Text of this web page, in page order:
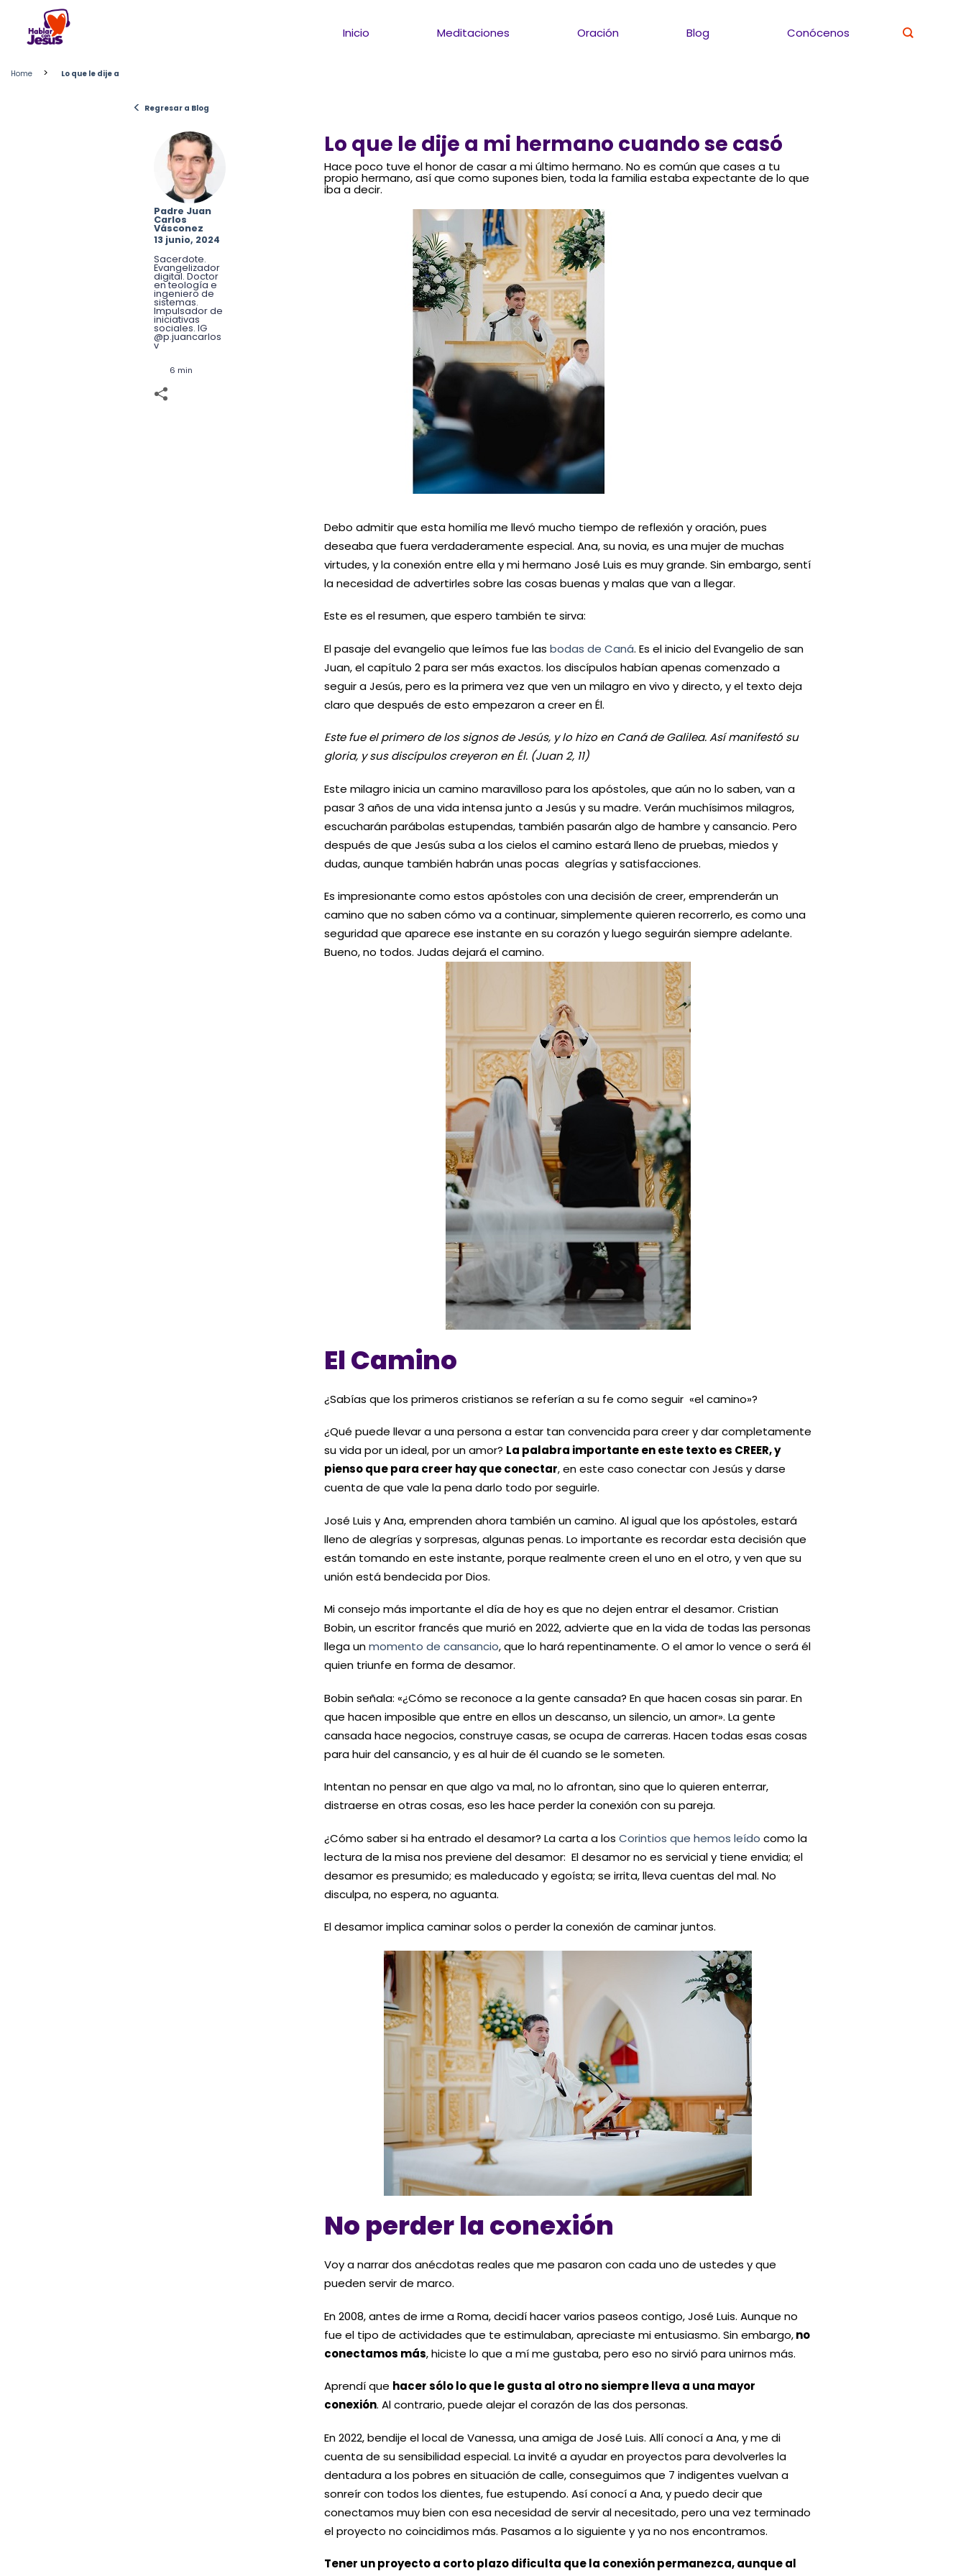
content
Inicio Meditaciones Oración Blog Conócenos
Home > Lo que le dije a
< Regresar a Blog
Padre Juan
Carlos
Vásconez
13 junio, 2024
Sacerdote.
Evangelizador
digital. Doctor
en teología e
ingeniero de
sistemas.
Impulsador de
iniciativas
sociales. IG
@p.juancarlos
v
6 min
Lo que le dije a mi hermano cuando se casó
Hace poco tuve el honor de casar a mi último hermano. No es común que cases a tu
propio hermano, así que como supones bien, toda la familia estaba expectante de lo que
iba a decir.
Debo admitir que esta homilía me llevó mucho tiempo de reflexión y oración, pues
deseaba que fuera verdaderamente especial. Ana, su novia, es una mujer de muchas
virtudes, y la conexión entre ella y mi hermano José Luis es muy grande. Sin embargo, sentí
la necesidad de advertirles sobre las cosas buenas y malas que van a llegar.
Este es el resumen, que espero también te sirva:
El pasaje del evangelio que leímos fue las bodas de Caná. Es el inicio del Evangelio de san
Juan, el capítulo 2 para ser más exactos. los discípulos habían apenas comenzado a
seguir a Jesús, pero es la primera vez que ven un milagro en vivo y directo, y el texto deja
claro que después de esto empezaron a creer en Él.
Este fue el primero de los signos de Jesús, y lo hizo en Caná de Galilea. Así manifestó su
gloria, y sus discípulos creyeron en Él. (Juan 2, 11)
Este milagro inicia un camino maravilloso para los apóstoles, que aún no lo saben, van a
pasar 3 años de una vida intensa junto a Jesús y su madre. Verán muchísimos milagros,
escucharán parábolas estupendas, también pasarán algo de hambre y cansancio. Pero
después de que Jesús suba a los cielos el camino estará lleno de pruebas, miedos y
dudas, aunque también habrán unas pocas alegrías y satisfacciones.
Es impresionante como estos apóstoles con una decisión de creer, emprenderán un
camino que no saben cómo va a continuar, simplemente quieren recorrerlo, es como una
seguridad que aparece ese instante en su corazón y luego seguirán siempre adelante.
Bueno, no todos. Judas dejará el camino.
El Camino
¿Sabías que los primeros cristianos se referían a su fe como seguir «el camino»?
¿Qué puede llevar a una persona a estar tan convencida para creer y dar completamente
su vida por un ideal, por un amor? La palabra importante en este texto es CREER, y
pienso que para creer hay que conectar, en este caso conectar con Jesús y darse
cuenta de que vale la pena darlo todo por seguirle.
José Luis y Ana, emprenden ahora también un camino. Al igual que los apóstoles, estará
lleno de alegrías y sorpresas, algunas penas. Lo importante es recordar esta decisión que
están tomando en este instante, porque realmente creen el uno en el otro, y ven que su
unión está bendecida por Dios.
Mi consejo más importante el día de hoy es que no dejen entrar el desamor. Cristian
Bobin, un escritor francés que murió en 2022, advierte que en la vida de todas las personas
llega unmomento de cansancio, que lo hará repentinamente. O el amor lo vence o será él
quien triunfe en forma de desamor.
Bobin señala: «¿Cómo se reconoce a la gente cansada? En que hacen cosas sin parar. En
que hacen imposible que entre en ellos un descanso, un silencio, un amor». La gente
cansada hace negocios, construye casas, se ocupa de carreras. Hacen todas esas cosas
para huir del cansancio, y es al huir de él cuando se le someten.
Intentan no pensar en que algo va mal, no lo afrontan, sino que lo quieren enterrar,
distraerse en otras cosas, eso les hace perder la conexión con su pareja.
¿Cómo saber si ha entrado el desamor? La carta a los Corintios que hemos leído como la
lectura de la misa nos previene del desamor: El desamor no es servicial y tiene envidia; el
desamor es presumido; es maleducado y egoísta; se irrita, lleva cuentas del mal. No
disculpa, no espera, no aguanta.
El desamor implica caminar solos o perder la conexión de caminar juntos.
No perder la conexión
Voy a narrar dos anécdotas reales que me pasaron con cada uno de ustedes y que
pueden servir de marco.
En 2008, antes de irme a Roma, decidí hacer varios paseos contigo, José Luis. Aunque no
fue el tipo de actividades que te estimulaban, apreciaste mi entusiasmo. Sin embargo,no
conectamos más, hiciste lo que a mí me gustaba, pero eso no sirvió para unirnos más.
Aprendí que hacer sólo lo que le gusta al otro no siempre lleva a una mayor
conexión. Al contrario, puede alejar el corazón de las dos personas.
En 2022, bendije el local de Vanessa, una amiga de José Luis. Allí conocí a Ana, y me di
cuenta de su sensibilidad especial. La invité a ayudar en proyectos para devolverles la
dentadura a los pobres en situación de calle, conseguimos que 7 indigentes vuelvan a
sonreír con todos los dientes, fue estupendo. Así conocí a Ana, y puedo decir que
conectamos muy bien con esa necesidad de servir al necesitado, pero una vez terminado
el proyecto no coincidimos más. Pasamos a lo siguiente y ya no nos encontramos.
Tener un proyecto a corto plazo dificulta que la conexión permanezca, aunque al